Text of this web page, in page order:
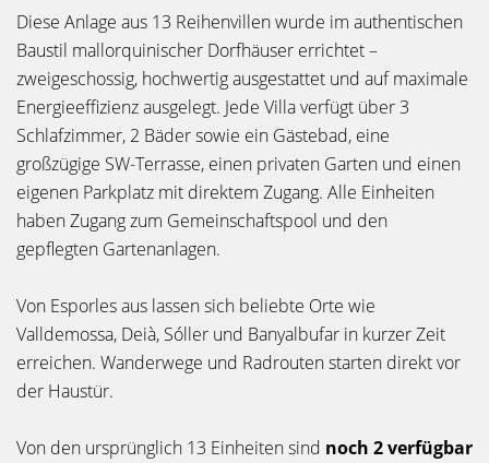
Diese Anlage aus 13 Reihenvillen wurde im authentischen
Baustil mallorquinischer Dorfhäuser errichtet –
zweigeschossig, hochwertig ausgestattet und auf maximale
Energieeffizienz ausgelegt. Jede Villa verfügt über 3
Schlafzimmer, 2 Bäder sowie ein Gästebad, eine
großzügige SW-Terrasse, einen privaten Garten und einen
eigenen Parkplatz mit direktem Zugang. Alle Einheiten
haben Zugang zum Gemeinschaftspool und den
gepflegten Gartenanlagen.
Von Esporles aus lassen sich beliebte Orte wie
Valldemossa, Deià, Sóller und Banyalbufar in kurzer Zeit
erreichen. Wanderwege und Radrouten starten direkt vor
der Haustür.
Von den ursprünglich 13 Einheiten sind noch 2 verfügbar